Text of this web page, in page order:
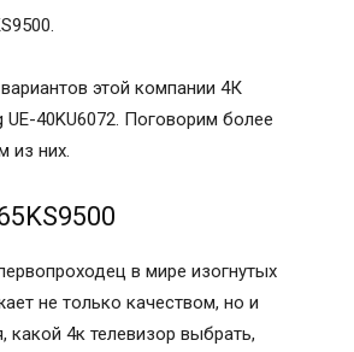
этой компании 4К
UE-40KU6072. Поговорим более
из них.
в мире изогнутых
не только качеством, но и
какой 4к телевизор выбрать,